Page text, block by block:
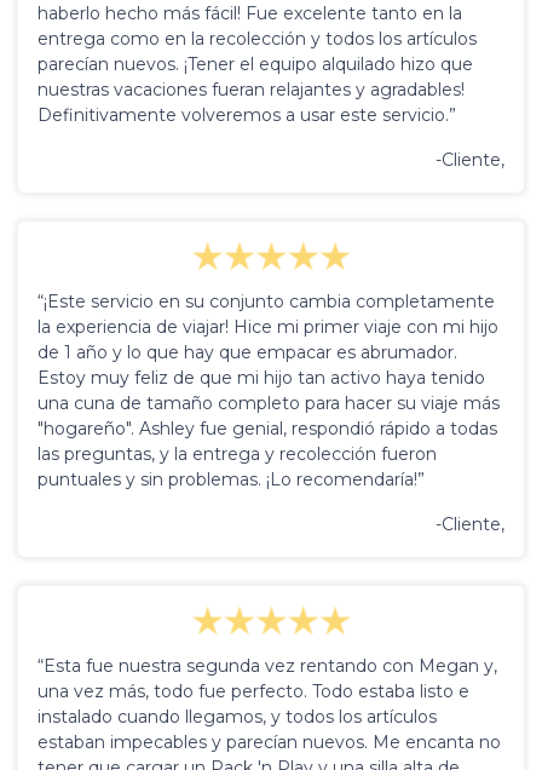
haberlo hecho más fácil! Fue excelente tanto en la
entrega como en la recolección y todos los artículos
parecían nuevos. ¡Tener el equipo alquilado hizo que
nuestras vacaciones fueran relajantes y agradables!
Definitivamente volveremos a usar este servicio.”
-Cliente,
“¡Este servicio en su conjunto cambia completamente
la experiencia de viajar! Hice mi primer viaje con mi hijo
de 1 año y lo que hay que empacar es abrumador.
Estoy muy feliz de que mi hijo tan activo haya tenido
una cuna de tamaño completo para hacer su viaje más
"hogareño". Ashley fue genial, respondió rápido a todas
las preguntas, y la entrega y recolección fueron
puntuales y sin problemas. ¡Lo recomendaría!”
-Cliente,
“Esta fue nuestra segunda vez rentando con Megan y,
una vez más, todo fue perfecto. Todo estaba listo e
instalado cuando llegamos, y todos los artículos
estaban impecables y parecían nuevos. Me encanta no